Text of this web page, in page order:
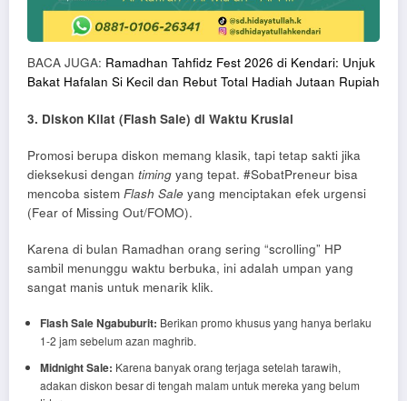
BACA JUGA: Ramadhan Tahfidz Fest 2026 di Kendari: Unjuk
Bakat Hafalan Si Kecil dan Rebut Total Hadiah Jutaan Rupiah
3. Diskon Kilat (Flash Sale) di Waktu Krusial
Promosi berupa diskon memang klasik, tapi tetap sakti jika
dieksekusi dengan timing yang tepat. #SobatPreneur bisa
mencoba sistem Flash Sale yang menciptakan efek urgensi
(Fear of Missing Out/FOMO).
Karena di bulan Ramadhan orang sering “scrolling” HP
sambil menunggu waktu berbuka, ini adalah umpan yang
sangat manis untuk menarik klik.
Flash Sale Ngabuburit: Berikan promo khusus yang hanya berlaku
1-2 jam sebelum azan maghrib.
Midnight Sale: Karena banyak orang terjaga setelah tarawih,
adakan diskon besar di tengah malam untuk mereka yang belum